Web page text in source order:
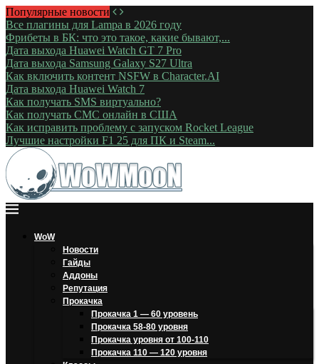
Популярные новости
Все плагины для Lampa в 2026 году
Фрибеты в БК: что это такое, какие бывают,...
Дата выхода Huawei Watch GT 7 Pro
Дата выхода Samsung Galaxy S27 Ultra
Как включить контент NSFW в Character.AI
Дата выхода Huawei Watch 7
Как получать SMS виртуально?
Как получать СМС онлайн в США
Как исправить проблему с запуском Rocket League
Лучшие настройки F1 25 для ПК и Steam...
WoW
Новости
Гайды
Аддоны
Репутация
Прокачка
Прокачка 1 — 60 уровень
Прокачка 58-80 уровня
Прокачка уровня от 100-110
Прокачка 110 — 120 уровня